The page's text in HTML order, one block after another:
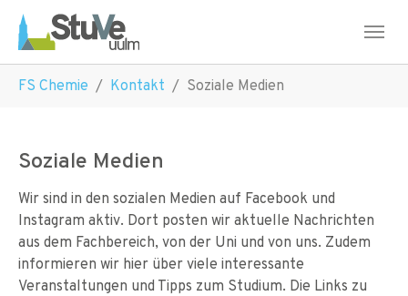
Skip to main navigation
Skip to main content
Skip to page footer
FS Chemie Kontakt Soziale Medien
Soziale Medien
Wir sind in den sozialen Medien auf Facebook und
Instagram aktiv. Dort posten wir aktuelle Nachrichten
aus dem Fachbereich, von der Uni und von uns. Zudem
informieren wir hier über viele interessante
Veranstaltungen und Tipps zum Studium. Die Links zu